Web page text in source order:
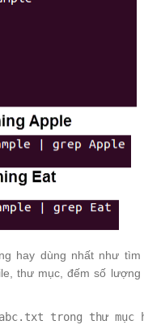
hay dùng nhất như tìm
thư mục, đếm số lượng
trong thư mục